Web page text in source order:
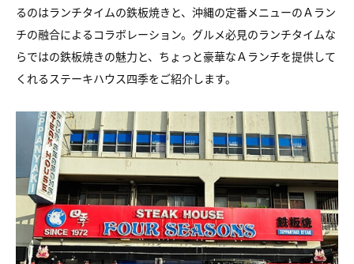
るのはランチタイムの鉄板焼きと、沖縄の定番メニューのＡラン
チの融合によるコラボレーション。グルメ必見のランチタイムな
らではの鉄板焼きの魅力と、ちょっと豪華なＡランチを提供して
くれるステーキハウス四季をご紹介します。